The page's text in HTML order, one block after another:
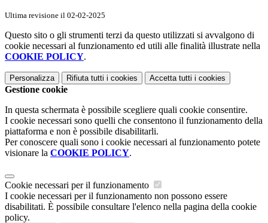
Ultima revisione il 02-02-2025
Questo sito o gli strumenti terzi da questo utilizzati si avvalgono di
cookie necessari al funzionamento ed utili alle finalità illustrate nella
COOKIE POLICY.
Personalizza Rifiuta tutti i cookies Accetta tutti i cookies
Gestione cookie
In questa schermata è possibile scegliere quali cookie consentire.
I cookie necessari sono quelli che consentono il funzionamento della
piattaforma e non è possibile disabilitarli.
Per conoscere quali sono i cookie necessari al funzionamento potete
visionare la COOKIE POLICY.
Cookie necessari per il funzionamento
I cookie necessari per il funzionamento non possono essere
disabilitati. È possibile consultare l'elenco nella pagina della cookie
policy.